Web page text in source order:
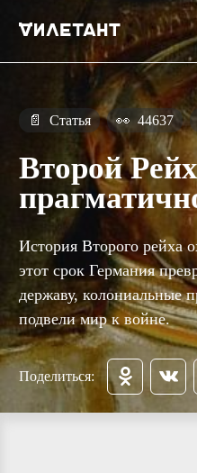
📄 Статья 👀 44637
Второй
История Второго рейха
этот срок Германия
державу, колониальные
подвели мир к войне.
Поделиться: